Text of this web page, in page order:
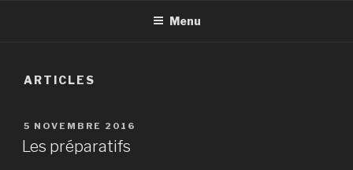
Menu
ARTICLES
PUBLIÉ
LE
5 NOVEMBRE 2016
Les préparatifs